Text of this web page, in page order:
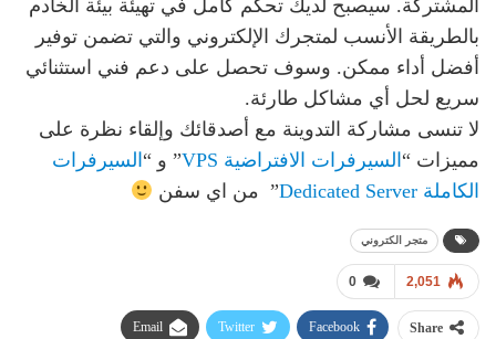
المشتركة. سيصبح لديك تحكم كامل في تهيئة بيئة الخادم
بالطريقة الأنسب لمتجرك الإلكتروني والتي تضمن توفير
أفضل أداء ممكن. وسوف تحصل على دعم فني استثنائي
سريع لحل أي مشاكل طارئة.
لا تنسى مشاركة التدوينة مع أصدقائك وإلقاء نظرة على
مميزات “السيرفرات الافتراضية VPS ” و “السيرفرات
الكاملة Dedicated Server
” من اي سفن
متجر الكتروني
0 2,051
Share
Facebook
Twitter
Email